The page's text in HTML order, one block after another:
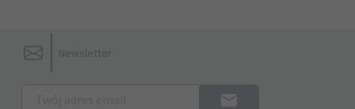
Newsletter